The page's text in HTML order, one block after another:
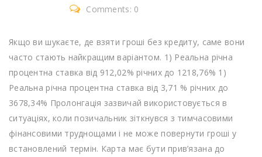
Comments: 0
Якщо ви шукаєте, де взяти гроші без кредиту, саме вони
часто стають найкращим варіантом. 1) Реальна річна
процентна ставка від 912,02% річних до 1218,76% 1)
Реальна річна процентна ставка від 3,71 % річних до
3678,34% Пролонгація зазвичай використовується в
ситуаціях, коли позичальник зіткнувся з тимчасовими
фінансовими труднощами і не може повернути гроші у
встановлений термін. Карта має бути прив’язана до